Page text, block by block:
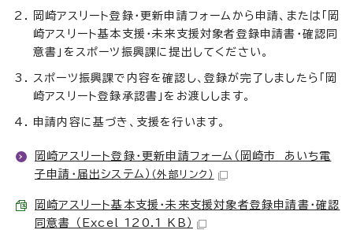
岡崎アスリート登録・更新申請フォームから申請、または「岡
崎アスリート基本支援・未来支援対象者登録申請書・確認同
意書」をスポーツ振興課に提出してください。
スポーツ振興課で内容を確認し、登録が完了しましたら「岡
崎アスリート登録承認書」をお渡しします。
申請内容に基づき、支援を行います。
岡崎アスリート登録・更新申請フォーム（岡崎市 あいち電
子申請・届出システム） （外部リンク）
岡崎アスリート基本支援・未来支援対象者登録申請書・確認
同意書 （Excel 120.1 KB）